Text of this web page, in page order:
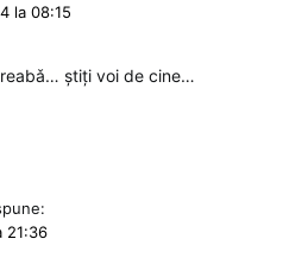
la 08:15
ştiți voi de cine…
21:36